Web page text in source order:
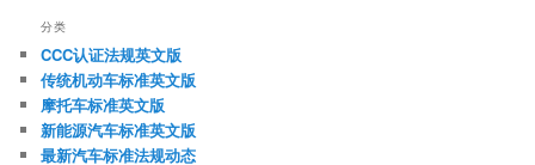
分类
CCC认证法规英文版
传统机动车标准英文版
摩托车标准英文版
新能源汽车标准英文版
最新汽车标准法规动态